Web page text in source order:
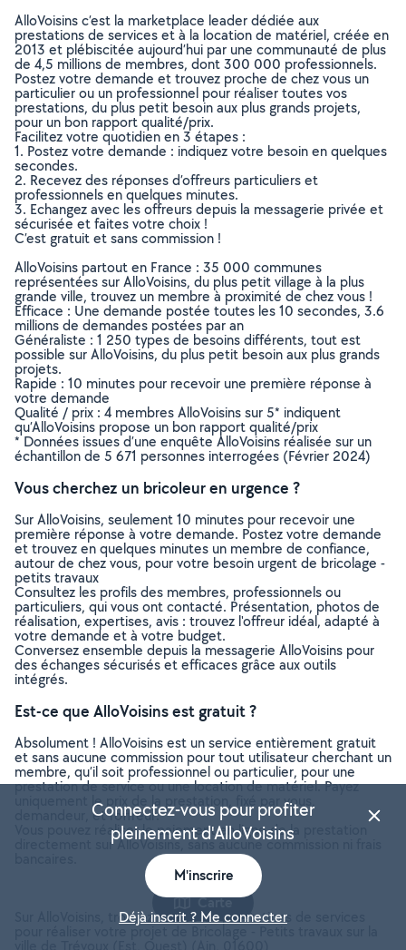
AlloVoisins c’est la marketplace leader dédiée aux
prestations de services et à la location de matériel, créée en
2013 et plébiscitée aujourd’hui par une communauté de plus
de 4,5 millions de membres, dont 300 000 professionnels.
Postez votre demande et trouvez proche de chez vous un
particulier ou un professionnel pour réaliser toutes vos
prestations, du plus petit besoin aux plus grands projets,
pour un bon rapport qualité/prix.
Facilitez votre quotidien en 3 étapes :
1. Postez votre demande : indiquez votre besoin en quelques
secondes.
2. Recevez des réponses d’offreurs particuliers et
professionnels en quelques minutes.
3. Echangez avec les offreurs depuis la messagerie privée et
sécurisée et faites votre choix !
C’est gratuit et sans commission !
AlloVoisins partout en France : 35 000 communes
représentées sur AlloVoisins, du plus petit village à la plus
grande ville, trouvez un membre à proximité de chez vous !
Efficace : Une demande postée toutes les 10 secondes, 3.6
millions de demandes postées par an
Généraliste : 1 250 types de besoins différents, tout est
possible sur AlloVoisins, du plus petit besoin aux plus grands
projets.
Rapide : 10 minutes pour recevoir une première réponse à
votre demande
Qualité / prix : 4 membres AlloVoisins sur 5* indiquent
qu’AlloVoisins propose un bon rapport qualité/prix
* Données issues d’une enquête AlloVoisins réalisée sur un
échantillon de 5 671 personnes interrogées (Février 2024)
Vous cherchez un bricoleur en urgence ?
Sur AlloVoisins, seulement 10 minutes pour recevoir une
première réponse à votre demande. Postez votre demande
et trouvez en quelques minutes un membre de confiance,
autour de chez vous, pour votre besoin urgent de bricolage -
petits travaux
Consultez les profils des membres, professionnels ou
particuliers, qui vous ont contacté. Présentation, photos de
réalisation, expertises, avis : trouvez l'offreur idéal, adapté à
votre demande et à votre budget.
Conversez ensemble depuis la messagerie AlloVoisins pour
des échanges sécurisés et efficaces grâce aux outils
intégrés.
Est-ce que AlloVoisins est gratuit ?
Absolument ! AlloVoisins est un service entièrement gratuit
et sans aucune commission pour tout utilisateur cherchant un
membre, qu’il soit professionnel ou particulier, pour une
prestation de service ou une location de matériel. Payez
uniquement le prix de la prestation, fixé par vous,
demandeur, et l’offreur.
Vous pouvez réaliser le paiement en ligne de la prestation
directement sur AlloVoisins, sans aucune commission ni frais
Sur AlloVoisins, trouvez toutes les prestations de services
pour réaliser votre projet de Bricolage - Petits travaux sur la
Carte
Connectez-vous pour profiter
pleinement d'AlloVoisins
M'inscrire
Déjà inscrit ? Me connecter